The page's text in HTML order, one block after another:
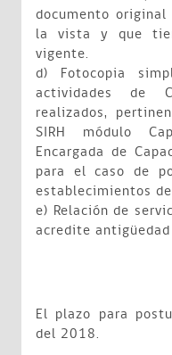
documento
la vista y que
vigente.
d) Fotocopia
actividades de
realizados,
SIRH módulo
Encargada de
para el caso de
establecimientos de
e) Relación de
acredite
El plazo para
del 2018.